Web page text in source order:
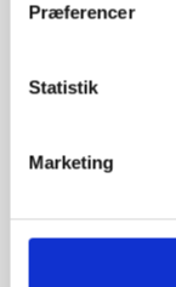
Præferencer
Statistik
Marketing